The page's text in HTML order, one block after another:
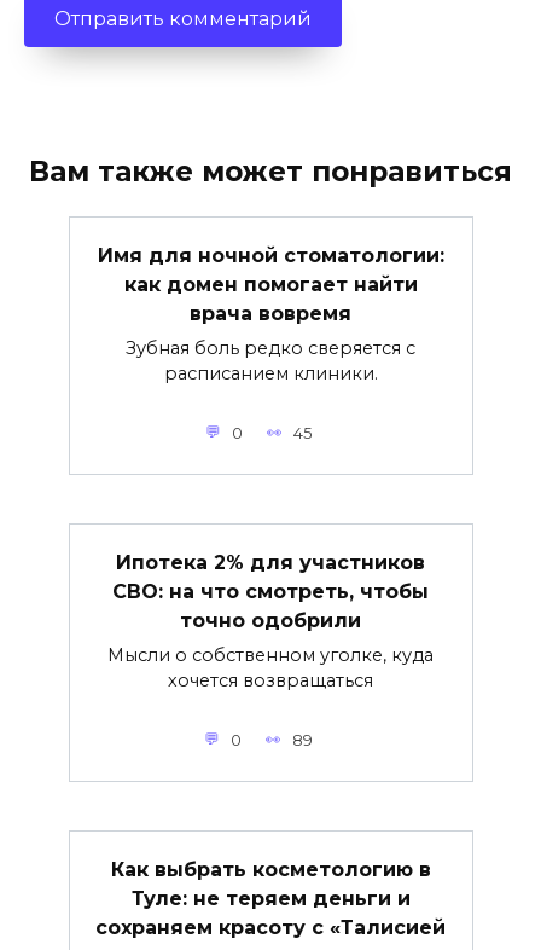
Вам также может понравиться
Имя для ночной стоматологии:
как домен помогает найти
врача вовремя
Зубная боль редко сверяется с
расписанием клиники.
0 45
Ипотека 2% для участников
СВО: на что смотреть, чтобы
точно одобрили
Мысли о собственном уголке, куда
хочется возвращаться
0 89
Как выбрать косметологию в
Туле: не теряем деньги и
сохраняем красоту с «Талисией